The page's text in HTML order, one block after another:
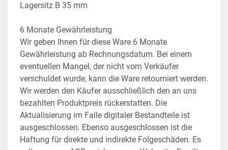
Lagersitz B 35 mm
6 Monate Gewährleistung
Wir geben Ihnen für diese Ware 6 Monate
Gewährleistung ab Rechnungsdatum. Bei einem
eventuellen Mangel, der nicht vom Verkäufer
verschuldet wurde, kann die Ware retourniert werden.
Wir werden den Käufer ausschließlich den an uns
bezahlten Produktpreis rückerstatten. Die
Aktualisierung im Falle digitaler Bestandteile ist
ausgeschlossen. Ebenso ausgeschlossen ist die
Haftung für direkte und indirekte Folgeschäden. Es